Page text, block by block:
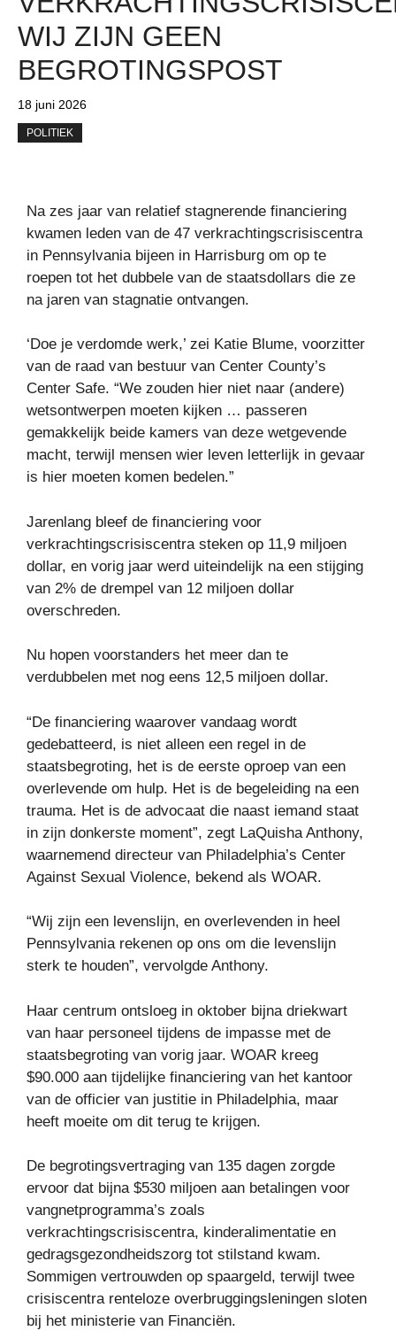
WIJ ZIJN GEEN
BEGROTINGSPOST
18 juni 2026
POLITIEK
Na zes jaar van relatief stagnerende financiering
kwamen leden van de 47 verkrachtingscrisiscentra
in Pennsylvania bijeen in Harrisburg om op te
roepen tot het dubbele van de staatsdollars die ze
na jaren van stagnatie ontvangen.
‘Doe je verdomde werk,’ zei Katie Blume, voorzitter
van de raad van bestuur van Center County’s
Center Safe. “We zouden hier niet naar (andere)
wetsontwerpen moeten kijken … passeren
gemakkelijk beide kamers van deze wetgevende
macht, terwijl mensen wier leven letterlijk in gevaar
is hier moeten komen bedelen.”
Jarenlang bleef de financiering voor
verkrachtingscrisiscentra steken op 11,9 miljoen
dollar, en vorig jaar werd uiteindelijk na een stijging
van 2% de drempel van 12 miljoen dollar
overschreden.
Nu hopen voorstanders het meer dan te
verdubbelen met nog eens 12,5 miljoen dollar.
“De financiering waarover vandaag wordt
gedebatteerd, is niet alleen een regel in de
staatsbegroting, het is de eerste oproep van een
overlevende om hulp. Het is de begeleiding na een
trauma. Het is de advocaat die naast iemand staat
in zijn donkerste moment”, zegt LaQuisha Anthony,
waarnemend directeur van Philadelphia’s Center
Against Sexual Violence, bekend als WOAR.
“Wij zijn een levenslijn, en overlevenden in heel
Pennsylvania rekenen op ons om die levenslijn
sterk te houden”, vervolgde Anthony.
Haar centrum ontsloeg in oktober bijna driekwart
van haar personeel tijdens de impasse met de
staatsbegroting van vorig jaar. WOAR kreeg
$90.000 aan tijdelijke financiering van het kantoor
van de officier van justitie in Philadelphia, maar
heeft moeite om dit terug te krijgen.
De begrotingsvertraging van 135 dagen zorgde
ervoor dat bijna $530 miljoen aan betalingen voor
vangnetprogramma’s zoals
verkrachtingscrisiscentra, kinderalimentatie en
gedragsgezondheidszorg tot stilstand kwam.
Sommigen vertrouwden op spaargeld, terwijl twee
crisiscentra renteloze overbruggingsleningen sloten
bij het ministerie van Financiën.